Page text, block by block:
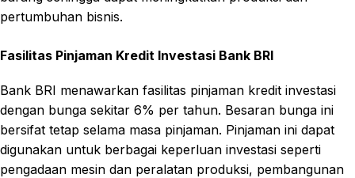
pertumbuhan bisnis.
Fasilitas Pinjaman Kredit Investasi Bank BRI
Bank BRI menawarkan fasilitas pinjaman kredit investasi
dengan bunga sekitar 6% per tahun. Besaran bunga ini
bersifat tetap selama masa pinjaman. Pinjaman ini dapat
digunakan untuk berbagai keperluan investasi seperti
pengadaan mesin dan peralatan produksi, pembangunan